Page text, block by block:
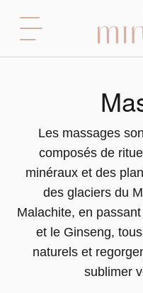
Les massages
composés de
minéraux et des
des glaciers du
Malachite, en
et le Ginseng,
naturels et
sublimer